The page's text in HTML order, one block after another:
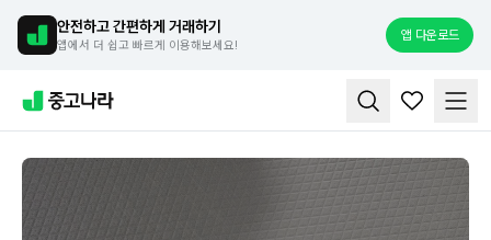
안전하고 간편하게 거래하기
앱에서 더 쉽고 빠르게 이용해보세요!
앱 다운로드